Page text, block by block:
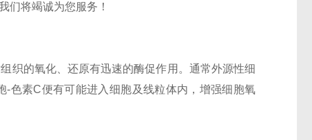
们将竭诚为您服务！
织的氧化、还原有迅速的酶促作用。通常外源性细
-色素C便有可能进入细胞及线粒体内，增强细胞氧